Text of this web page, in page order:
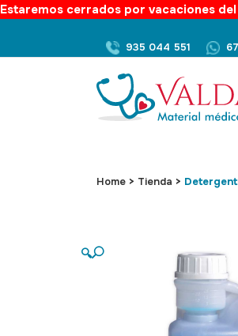
Estaremos cerrados por vacaciones
935 044 551
Home > Tienda >
🔍